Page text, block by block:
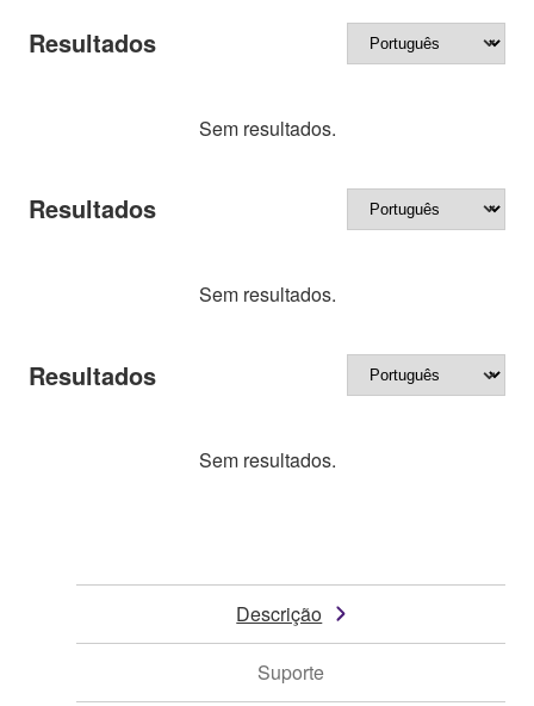
Resultados
Sem resultados.
Resultados
Sem resultados.
Resultados
Sem resultados.
Descrição
Suporte